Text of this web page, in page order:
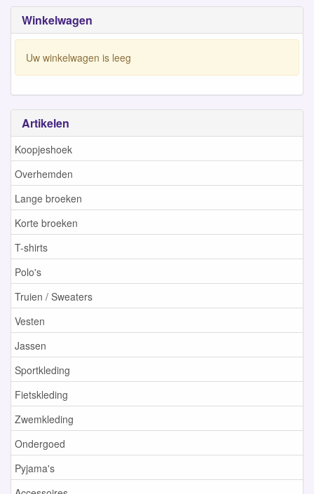
Winkelwagen
Uw winkelwagen is leeg
Artikelen
Koopjeshoek
Overhemden
Lange broeken
Korte broeken
T-shirts
Polo's
Truien / Sweaters
Vesten
Jassen
Sportkleding
Fietskleding
Zwemkleding
Ondergoed
Pyjama's